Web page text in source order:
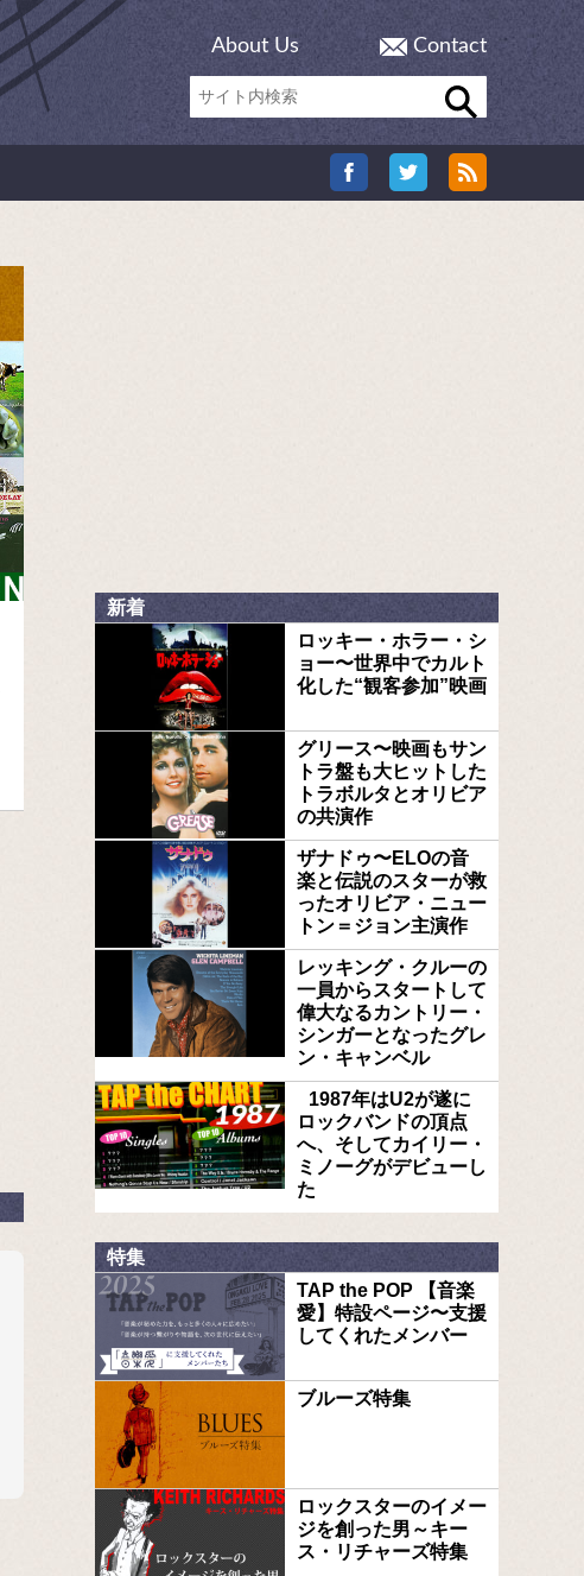
About Us Contact
新着
ロッキー・ホラー・シ
ョー〜世界中でカルト
化した“観客参加”映画
グリース〜映画もサン
トラ盤も大ヒットした
トラボルタとオリビア
の共演作
ザナドゥ〜ELOの音
楽と伝説のスターが救
ったオリビア・ニュー
トン＝ジョン主演作
レッキング・クルーの
一員からスタートして
偉大なるカントリー・
シンガーとなったグレ
ン・キャンベル
1987年はU2が遂に
ロックバンドの頂点
へ、そしてカイリー・
ミノーグがデビューし
た
特集
TAP the POP 【音楽
愛】特設ページ〜支援
してくれたメンバー
ブルーズ特集
ロックスターのイメー
ジを創った男～キー
ス・リチャーズ特集